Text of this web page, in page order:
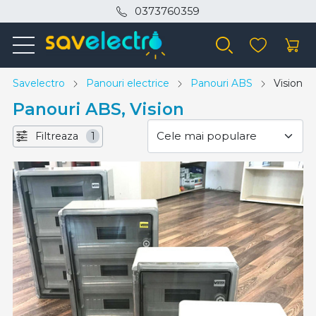
0373760359
Savelectro Panouri electrice Panouri ABS Vision
Panouri ABS, Vision
Filtreaza 1